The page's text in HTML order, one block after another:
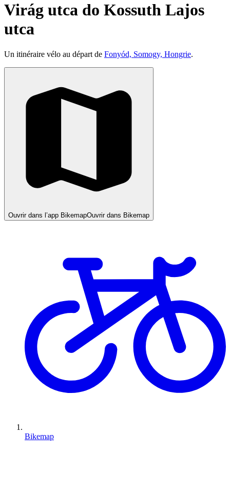
Virág utca do Kossuth Lajos
utca
Un itinéraire vélo au départ de Fonyód, Somogy, Hongrie.
Ouvrir dans l’app BikemapOuvrir dans Bikemap
Bikemap